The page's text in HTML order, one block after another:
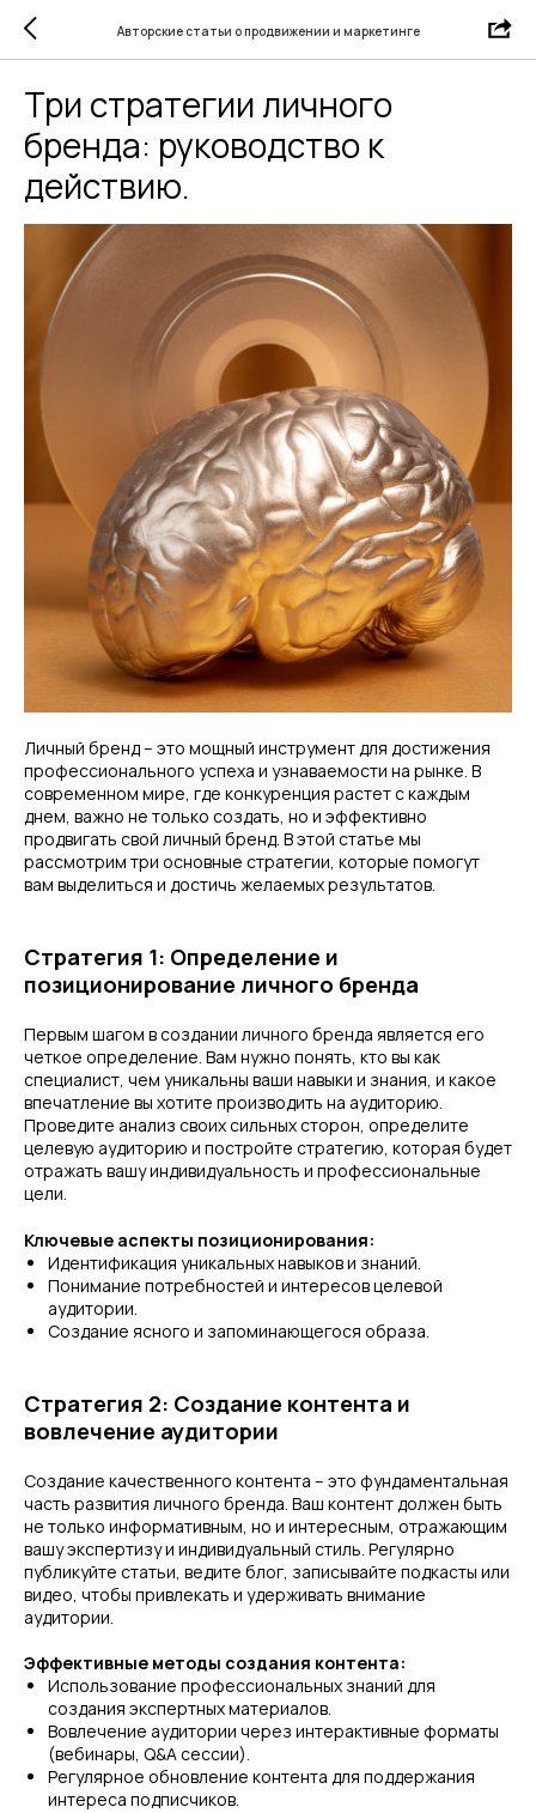
Авторские статьи о продвижении и маркетинге
Три стратегии личного
бренда: руководство к
действию.
Личный бренд – это мощный инструмент для достижения
профессионального успеха и узнаваемости на рынке. В
современном мире, где конкуренция растет с каждым
днем, важно не только создать, но и эффективно
продвигать свой личный бренд. В этой статье мы
рассмотрим три основные стратегии, которые помогут
вам выделиться и достичь желаемых результатов.
Стратегия 1: Определение и
позиционирование личного бренда
Первым шагом в создании личного бренда является его
четкое определение. Вам нужно понять, кто вы как
специалист, чем уникальны ваши навыки и знания, и какое
впечатление вы хотите производить на аудиторию.
Проведите анализ своих сильных сторон, определите
целевую аудиторию и постройте стратегию, которая будет
отражать вашу индивидуальность и профессиональные
цели.
Ключевые аспекты позиционирования:
Идентификация уникальных навыков и знаний.
Понимание потребностей и интересов целевой
аудитории.
Создание ясного и запоминающегося образа.
Стратегия 2: Создание контента и
вовлечение аудитории
Создание качественного контента – это фундаментальная
часть развития личного бренда. Ваш контент должен быть
не только информативным, но и интересным, отражающим
вашу экспертизу и индивидуальный стиль. Регулярно
публикуйте статьи, ведите блог, записывайте подкасты или
видео, чтобы привлекать и удерживать внимание
аудитории.
Эффективные методы создания контента:
Использование профессиональных знаний для
создания экспертных материалов.
Вовлечение аудитории через интерактивные форматы
(вебинары, Q&A сессии).
Регулярное обновление контента для поддержания
интереса подписчиков.